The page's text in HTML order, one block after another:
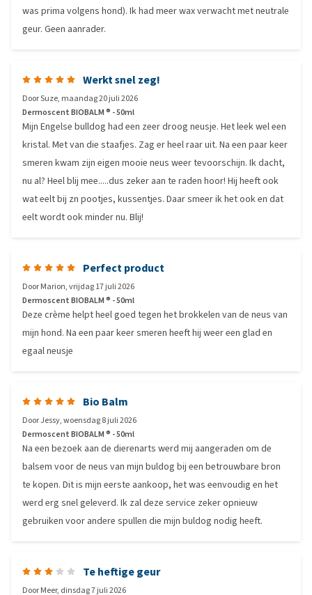
was prima volgens hond). Ik had meer wax verwacht met neutrale
geur. Geen aanrader.
Werkt snel zeg!
DoorSuze, maandag 20 juli 2026
Dermoscent BIOBALM ® - 50ml
Mijn Engelse bulldog had een zeer droog neusje. Het leek wel een
kristal. Met van die staafjes. Zag er heel raar uit. Na een paar keer
smeren kwam zijn eigen mooie neus weer tevoorschijn. Ik dacht,
nu al? Heel blij mee.....dus zeker aan te raden hoor! Hij heeft ook
wat eelt bij zn pootjes, kussentjes. Daar smeer ik het ook en dat
eelt wordt ook minder nu. Blij!
Perfect product
DoorMarion,vrijdag 17 juli 2026
Dermoscent BIOBALM ® - 50ml
Deze crème helpt heel goed tegen het brokkelen van de neus van
mijn hond. Na een paar keer smeren heeft hij weer een glad en
egaal neusje
Bio Balm
DoorJessy,woensdag 8 juli 2026
Dermoscent BIOBALM ® - 50ml
Na een bezoek aan de dierenarts werd mij aangeraden om de
balsem voor de neus van mijn buldog bij een betrouwbare bron
te kopen. Dit is mijn eerste aankoop, het was eenvoudig en het
werd erg snel geleverd. Ik zal deze service zeker opnieuw
gebruiken voor andere spullen die mijn buldog nodig heeft.
Te heftige geur
DoorMeer, dinsdag 7 juli 2026